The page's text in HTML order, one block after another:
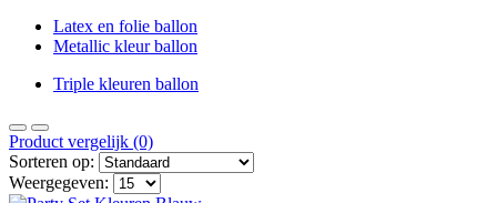
Latex en folie ballon
Metallic kleur ballon
Triple kleuren ballon
Product vergelijk (0)
Sorteren op:
Weergegeven: